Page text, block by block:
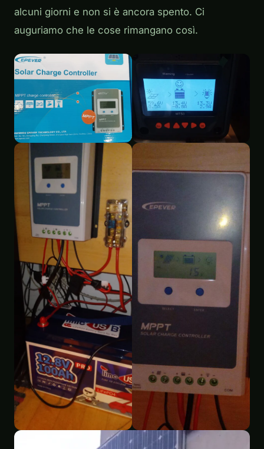
alcuni giorni e non si è ancora spento. Ci
auguriamo che le cose rimangano così.
Regolatore di carica
Display del regolatore di
carica
Controller di carico installato